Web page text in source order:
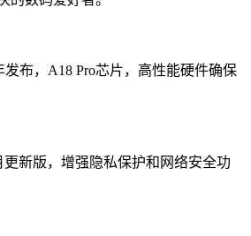
发布，A18 Pro芯片，高性能硬件确保
更新版，增强隐私保护和网络安全功